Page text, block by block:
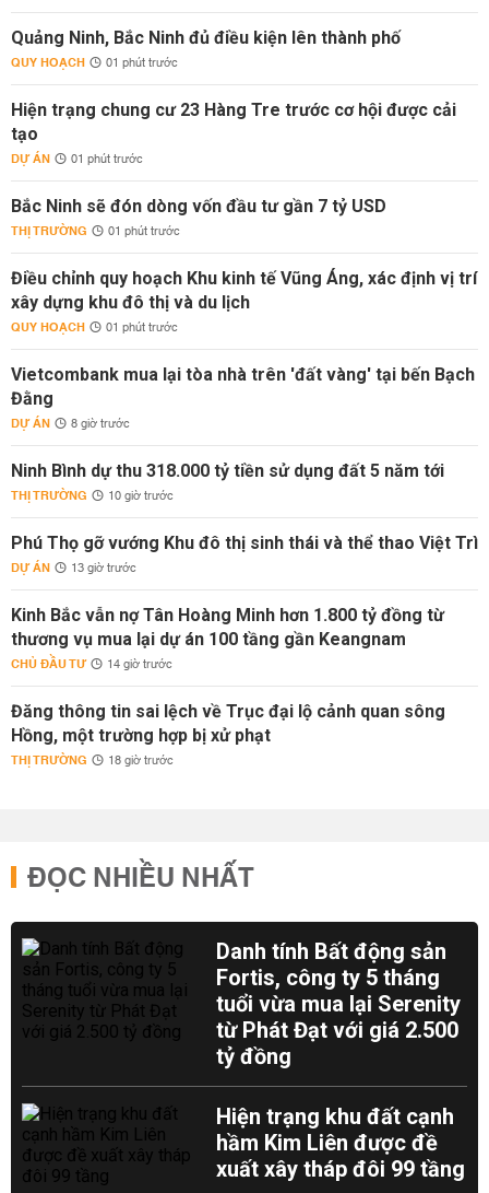
Quảng Ninh, Bắc Ninh đủ điều kiện lên thành phố
QUY HOẠCH 01 phút trước
Hiện trạng chung cư 23 Hàng Tre trước cơ hội được cải
tạo
DỰ ÁN 01 phút trước
Bắc Ninh sẽ đón dòng vốn đầu tư gần 7 tỷ USD
THỊ TRƯỜNG 01 phút trước
Điều chỉnh quy hoạch Khu kinh tế Vũng Áng, xác định vị trí
xây dựng khu đô thị và du lịch
QUY HOẠCH 01 phút trước
Vietcombank mua lại tòa nhà trên 'đất vàng' tại bến Bạch
Đằng
DỰ ÁN 8 giờ trước
Ninh Bình dự thu 318.000 tỷ tiền sử dụng đất 5 năm tới
THỊ TRƯỜNG 10 giờ trước
Phú Thọ gỡ vướng Khu đô thị sinh thái và thể thao Việt Trì
DỰ ÁN 13 giờ trước
Kinh Bắc vẫn nợ Tân Hoàng Minh hơn 1.800 tỷ đồng từ
thương vụ mua lại dự án 100 tầng gần Keangnam
CHỦ ĐẦU TƯ 14 giờ trước
Đăng thông tin sai lệch về Trục đại lộ cảnh quan sông
Hồng, một trường hợp bị xử phạt
THỊ TRƯỜNG 18 giờ trước
ĐỌC NHIỀU NHẤT
Danh tính Bất động sản
Fortis, công ty 5 tháng
tuổi vừa mua lại Serenity
từ Phát Đạt với giá 2.500
tỷ đồng
Hiện trạng khu đất cạnh
hầm Kim Liên được đề
xuất xây tháp đôi 99 tầng